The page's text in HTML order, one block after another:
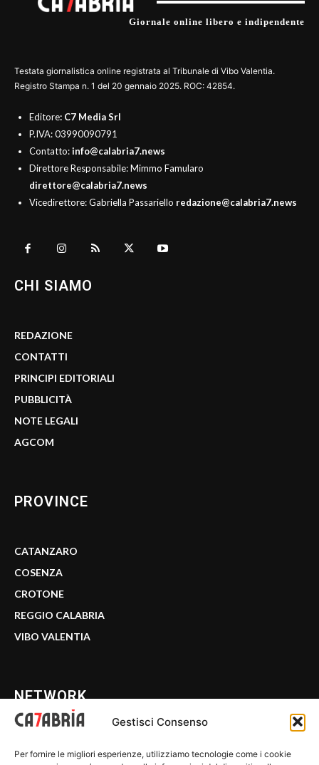
Gestisci Consenso
Per fornire le migliori esperienze, utilizziamo tecnologie come i cookie
Giornale online libero e indipendente
Testata giornalistica online registrata al Tribunale di Vibo Valentia.
Registro Stampa n. 1 del 20 gennaio 2025. ROC: 42854.
Editore: C7 Media Srl
P.IVA: 03990090791
Contatto:info@calabria7.news
Direttore Responsabile: Mimmo Famularo
direttore@calabria7.news
Vicedirettore: Gabriella Passariello redazione@calabria7.news
CHI SIAMO
REDAZIONE
CONTATTI
PRINCIPI EDITORIALI
PUBBLICITÀ
NOTE LEGALI
AGCOM
PROVINCE
CATANZARO
COSENZA
CROTONE
REGGIO CALABRIA
VIBO VALENTIA
NETWORK